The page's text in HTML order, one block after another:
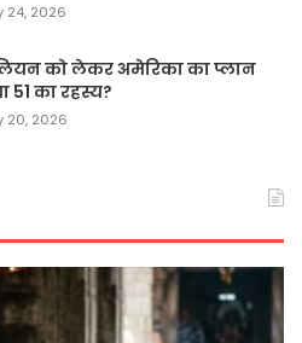
24, 2026
को लेकर अमेरिका का प्लान
51 का रहस्य?
20, 2026